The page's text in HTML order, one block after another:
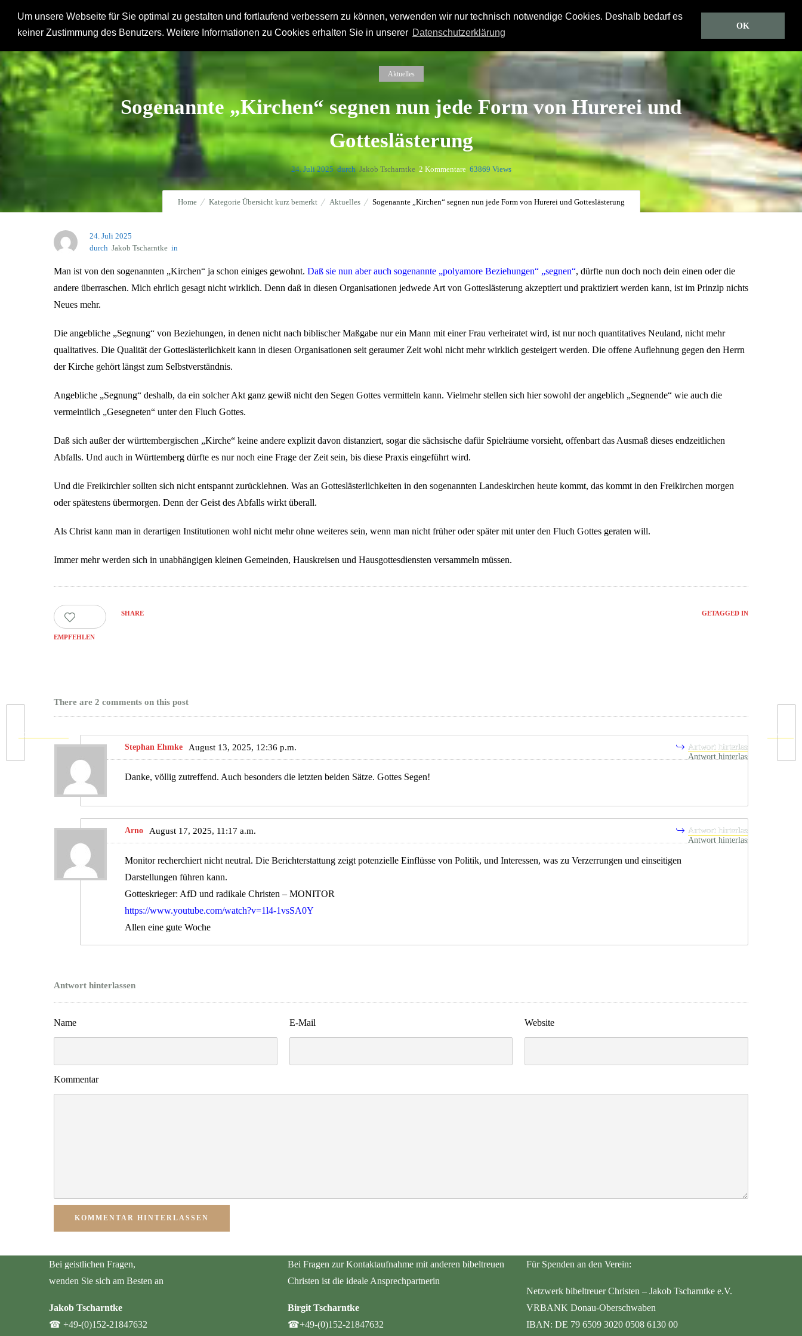
Um unsere Webseite für Sie optimal zu gestalten und fortlaufend verbessern zu können, verwenden wir nur technisch notwendige Cookies. Deshalb bedarf es
keiner Zustimmung des Benutzers. Weitere Informationen zu Cookies erhalten Sie in unserer Datenschutzerklärung
OK
Hausgemeinden Orientierungen Netzwerk Kurz bemerkt Predigten CD/DVD Gästebuch
Aktuelles
Sogenannte „Kirchen“ segnen nun jede Form von Hurerei und
Gotteslästerung
24. Juli 2025 durch Jakob Tscharntke 2 Kommentare 63869 Views
Home Kategorie Übersicht kurz bemerkt Aktuelles Sogenannte „Kirchen“ segnen nun jede Form von Hurerei und Gotteslästerung
Vorhergehende Nächste
24. Juli 2025
durch Jakob Tscharntke in
Man ist von den sogenannten „Kirchen“ ja schon einiges gewohnt. Daß sie nun aber auch sogenannte „polyamore Beziehungen“ „segnen“, dürfte nun doch noch dein einen oder die
andere überraschen. Mich ehrlich gesagt nicht wirklich. Denn daß in diesen Organisationen jedwede Art von Gotteslästerung akzeptiert und praktiziert werden kann, ist im Prinzip nichts
Neues mehr.
Die angebliche „Segnung“ von Beziehungen, in denen nicht nach biblischer Maßgabe nur ein Mann mit einer Frau verheiratet wird, ist nur noch quantitatives Neuland, nicht mehr
qualitatives. Die Qualität der Gotteslästerlichkeit kann in diesen Organisationen seit geraumer Zeit wohl nicht mehr wirklich gesteigert werden. Die offene Auflehnung gegen den Herrn
der Kirche gehört längst zum Selbstverständnis.
Angebliche „Segnung“ deshalb, da ein solcher Akt ganz gewiß nicht den Segen Gottes vermitteln kann. Vielmehr stellen sich hier sowohl der angeblich „Segnende“ wie auch die
vermeintlich „Gesegneten“ unter den Fluch Gottes.
Daß sich außer der württembergischen „Kirche“ keine andere explizit davon distanziert, sogar die sächsische dafür Spielräume vorsieht, offenbart das Ausmaß dieses endzeitlichen
Abfalls. Und auch in Württemberg dürfte es nur noch eine Frage der Zeit sein, bis diese Praxis eingeführt wird.
Und die Freikirchler sollten sich nicht entspannt zurücklehnen. Was an Gotteslästerlichkeiten in den sogenannten Landeskirchen heute kommt, das kommt in den Freikirchen morgen
oder spätestens übermorgen. Denn der Geist des Abfalls wirkt überall.
Als Christ kann man in derartigen Institutionen wohl nicht mehr ohne weiteres sein, wenn man nicht früher oder später mit unter den Fluch Gottes geraten will.
Immer mehr werden sich in unabhängigen kleinen Gemeinden, Hauskreisen und Hausgottesdiensten versammeln müssen.
EMPFEHLEN
SHARE GETAGGED IN
There are 2 comments on this post
Stephan Ehmke August 13, 2025, 12:36 p.m. Antwort hinterlassen
Danke, völlig zutreffend. Auch besonders die letzten beiden Sätze. Gottes Segen!
Arno August 17, 2025, 11:17 a.m. Antwort hinterlassen
Monitor recherchiert nicht neutral. Die Berichterstattung zeigt potenzielle Einflüsse von Politik, und Interessen, was zu Verzerrungen und einseitigen
Darstellungen führen kann.
Gotteskrieger: AfD und radikale Christen – MONITOR
https://www.youtube.com/watch?v=1l4-1vsSA0Y
Allen eine gute Woche
Antwort hinterlassen
Name E-Mail Website
Kommentar
KOMMENTAR HINTERLASSEN
Bei geistlichen Fragen,
wenden Sie sich am Besten an
Jakob Tscharntke
☎ +49-(0)152-21847632
Bei Fragen zur Kontaktaufnahme mit anderen bibeltreuen
Christen ist die ideale Ansprechpartnerin
Birgit Tscharntke
☎+49-(0)152-21847632
Für Spenden an den Verein:
Netzwerk bibeltreuer Christen – Jakob Tscharntke e.V.
VRBANK Donau-Oberschwaben
IBAN: DE 79 6509 3020 0508 6130 00